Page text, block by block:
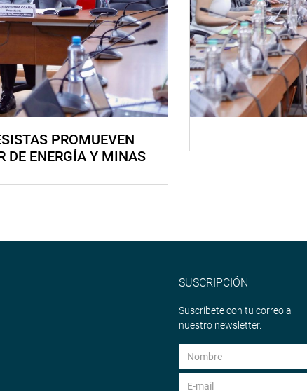
PROMUEVEN
DE ENERGÍA Y MINAS
SUSCRIPCIÓN
Suscríbete con tu correo a
nuestro newsletter.